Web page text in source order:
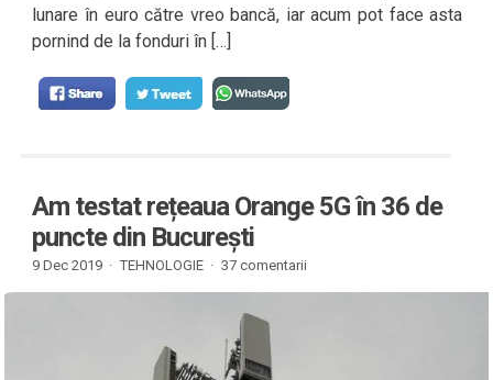
lunare în euro către vreo bancă, iar acum pot face asta
pornind de la fonduri în […]
Am testat rețeaua Orange 5G în 36 de
puncte din București
9 Dec 2019 · TEHNOLOGIE · 37 comentarii